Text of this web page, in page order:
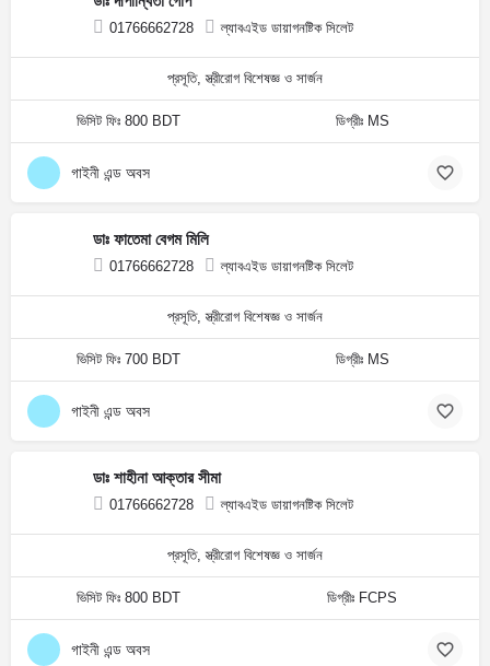
01766662728 ল্যাবএইড ডায়াগনষ্টিক সিলেট
প্রসূতি, স্ত্রীরোগ বিশেষজ্ঞ ও সার্জন
ভিসিট ফিঃ 800 BDT ডিগ্রীঃ MS
গাইনী এন্ড অবস
ডাঃ ফাতেমা বেগম মিলি
01766662728 ল্যাবএইড ডায়াগনষ্টিক সিলেট
প্রসূতি, স্ত্রীরোগ বিশেষজ্ঞ ও সার্জন
ভিসিট ফিঃ 700 BDT ডিগ্রীঃ MS
গাইনী এন্ড অবস
ডাঃ শাহীনা আক্তার সীমা
01766662728 ল্যাবএইড ডায়াগনষ্টিক সিলেট
প্রসূতি, স্ত্রীরোগ বিশেষজ্ঞ ও সার্জন
ভিসিট ফিঃ 800 BDT ডিগ্রীঃ FCPS
গাইনী এন্ড অবস